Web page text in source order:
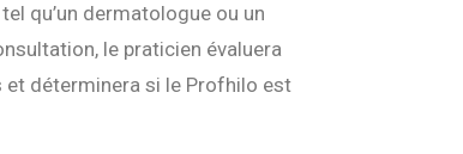
qu’un dermatologue ou un
le praticien évaluera
déterminera si le Profhilo est